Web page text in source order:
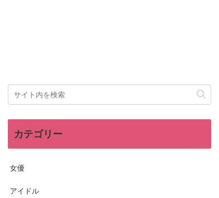
カテゴリー
女優
アイドル